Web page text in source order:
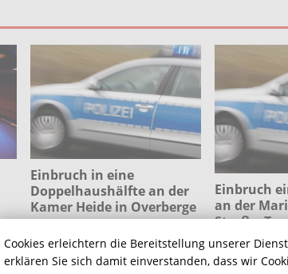
Einbruch in eine
Doppelhaushälfte an der
Kamer Heide in Overberge
Einbruch
an der
Straße:
gestohlen
Cookies erleichtern die Bereitstellung unserer
erklären Sie sich damit einverstanden, dass wir